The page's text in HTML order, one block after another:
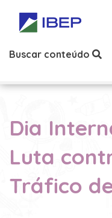
Buscar conteúdo
Dia
Luta
Tráfico